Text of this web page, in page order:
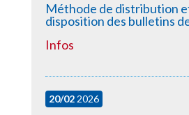
Méthode de distribution
disposition des bulletins
Infos
20/022026